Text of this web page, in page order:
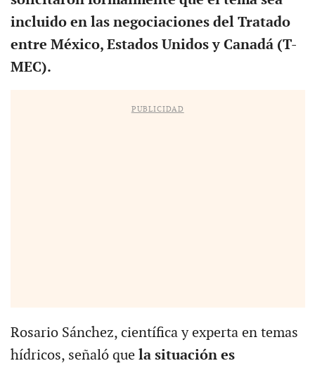
incluido en las negociaciones del Tratado
entre México, Estados Unidos y Canadá (T-
MEC).
PUBLICIDAD
Rosario Sánchez, científica y experta en temas
hídricos, señaló que la situación es